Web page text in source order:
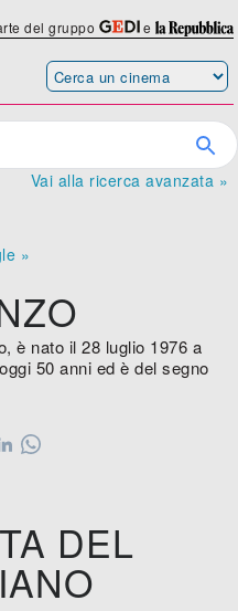
del gruppo e
Vai alla ricerca avanzata »
»
è nato il 28 luglio 1976 a
50 anni ed è del segno
DEL